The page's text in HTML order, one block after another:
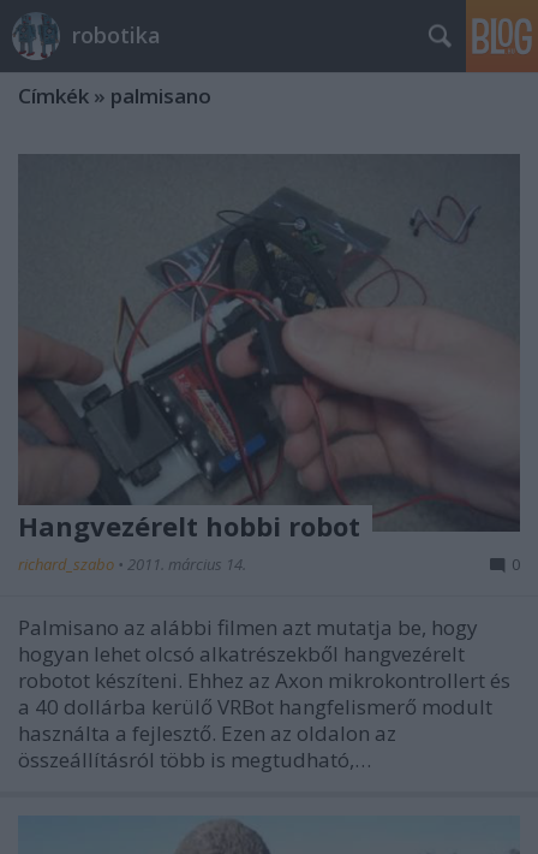
robotika
Címkék » palmisano
Hangvezérelt hobbi robot
richard_szabo • 2011. március 14. 0
Palmisano az alábbi filmen azt mutatja be, hogy
hogyan lehet olcsó alkatrészekből hangvezérelt
robotot készíteni. Ehhez az Axon mikrokontrollert és
a 40 dollárba kerülő VRBot hangfelismerő modult
használta a fejlesztő. Ezen az oldalon az
összeállításról több is megtudható,…